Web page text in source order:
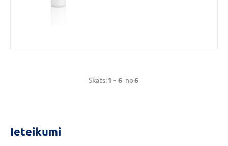
Skats:1 - 6 no6
Ieteikumi